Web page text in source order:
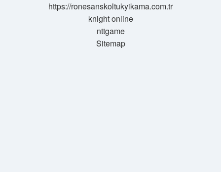
https://ronesanskoltukyikama.com.tr
knight online
nttgame
Sitemap